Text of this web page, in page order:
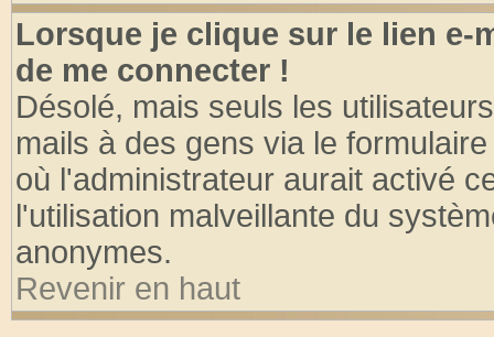
Lorsque je clique sur le lien e-
de me connecter !
Désolé, mais seuls les
mails à des gens via le
où l'administrateur aurait activé
l'utilisation malveillante du
anonymes.
Revenir en haut